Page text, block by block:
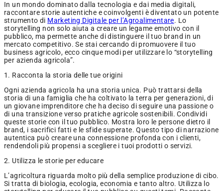
In un mondo dominato dalla tecnologia e dai media digitali,
raccontare storie autentiche e coinvolgenti è diventato un potente
strumento di Marketing Digitale per l’Agroalimentare. Lo
storytelling non solo aiuta a creare un legame emotivo con il
pubblico, ma permette anche di distinguere il tuo brand in un
mercato competitivo. Se stai cercando di promuovere il tuo
business agricolo, ecco cinque modi per utilizzare lo “storytelling
per azienda agricola”.
1. Racconta la storia delle tue origini
Ogni azienda agricola ha una storia unica. Può trattarsi della
storia di una famiglia che ha coltivato la terra per generazioni, di
un giovane imprenditore che ha deciso di seguire una passione o
di una transizione verso pratiche agricole sostenibili. Condividi
queste storie con il tuo pubblico. Mostra loro le persone dietro il
brand, i sacrifici fatti e le sfide superate. Questo tipo di narrazione
autentica può creare una connessione profonda con i clienti,
rendendoli più propensi a scegliere i tuoi prodotti o servizi.
2. Utilizza le storie per educare
L’agricoltura riguarda molto più della semplice produzione di cibo.
Si tratta di biologia, ecologia, economia e tanto altro. Utilizza lo